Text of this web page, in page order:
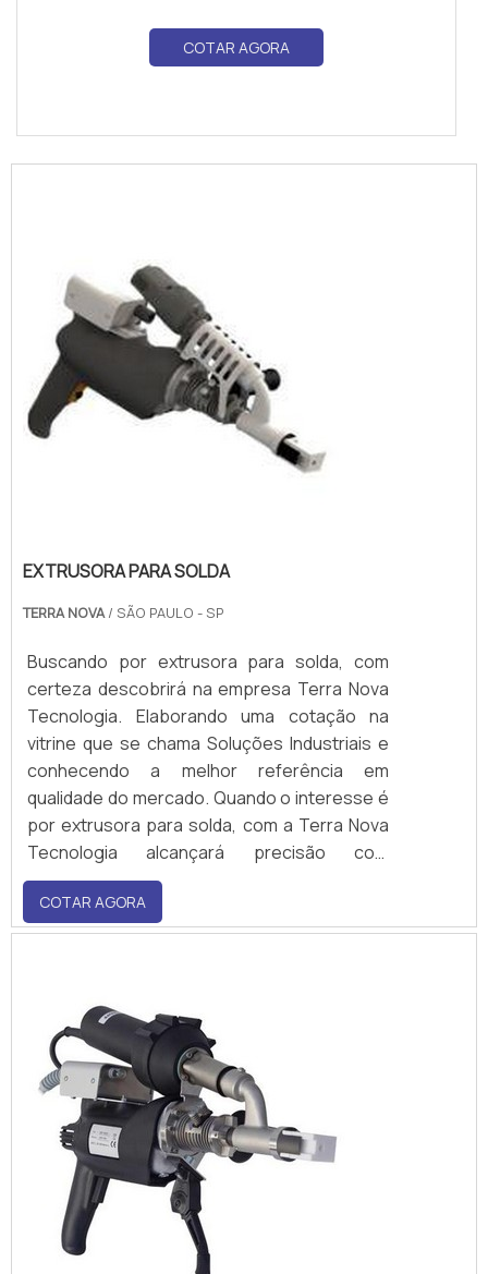
COTAR AGORA
EXTRUSORA PARA SOLDA
TERRA NOVA/ SÃO PAULO - SP
Buscando por extrusora para solda, com
certeza descobrirá na empresa Terra Nova
Tecnologia. Elaborando uma cotação na
vitrine que se chama Soluções Industriais e
conhecendo a melhor referência em
qualidade do mercado. Quando o interesse é
por extrusora para solda, com a Terra Nova
Tecnologia alcançará precisão com
comprometimento com os resultados dos
clientes.ALGUNS DETALHES SOBRE
EXTRUSORA PARA SOLDAHá muitas maneiras
COTAR AGORA